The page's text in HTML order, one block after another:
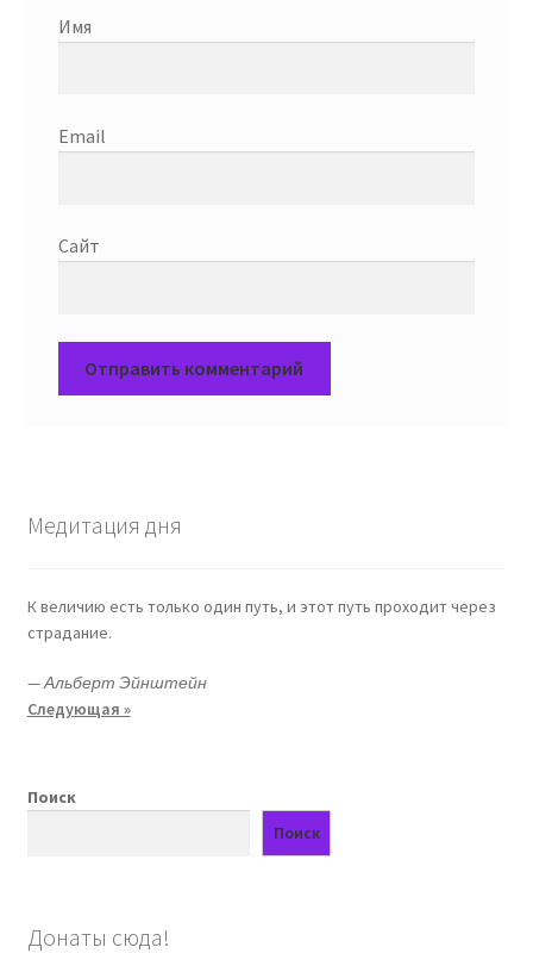
Имя
Email
Сайт
Медитация дня
К величию есть только один путь, и этот путь проходит через
страдание.
—Альберт Эйнштейн
Следующая »
Поиск
Поиск
Донаты сюда!